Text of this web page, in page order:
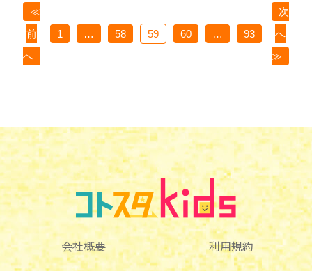
≪
前
へ
1 … 58 59 60 … 93
次
へ
≫
会社概要 利用規約